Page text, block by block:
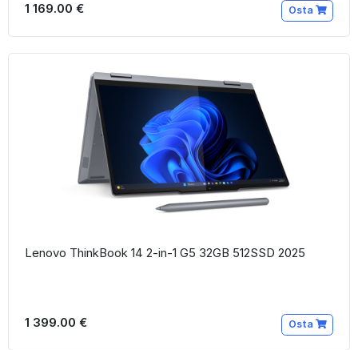
1 169.00 € Osta
Lenovo ThinkBook 14 2-in-1 G5 32GB 512SSD 2025
1 399.00 € Osta